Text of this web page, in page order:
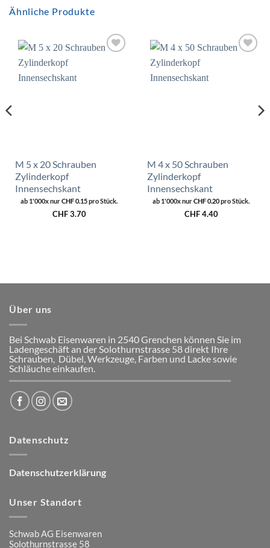
Ähnliche Produkte
M 5 x 20 Schrauben
Zylinderkopf
Innensechskant
ab 1'000x nurCHF0.15pro Stück.
CHF3.70
M 4 x 50 Schrauben
Zylinderkopf
Innensechskant
ab 1'000x nurCHF0.20pro Stück.
CHF4.40
Über uns
Bei Schwab Eisenwaren in 2540 Grenchen können Sie im
Ladengeschäft an der Solothurnstrasse 58direkt Ihre
Schrauben, Dübel, Werkzeuge, Farben und Lackesowie
Schläuche einkaufen.
Datenschutz
Datenschutzerklärung
Unser Standort
Schwab AG Eisenwaren
Solothurnstrasse 58